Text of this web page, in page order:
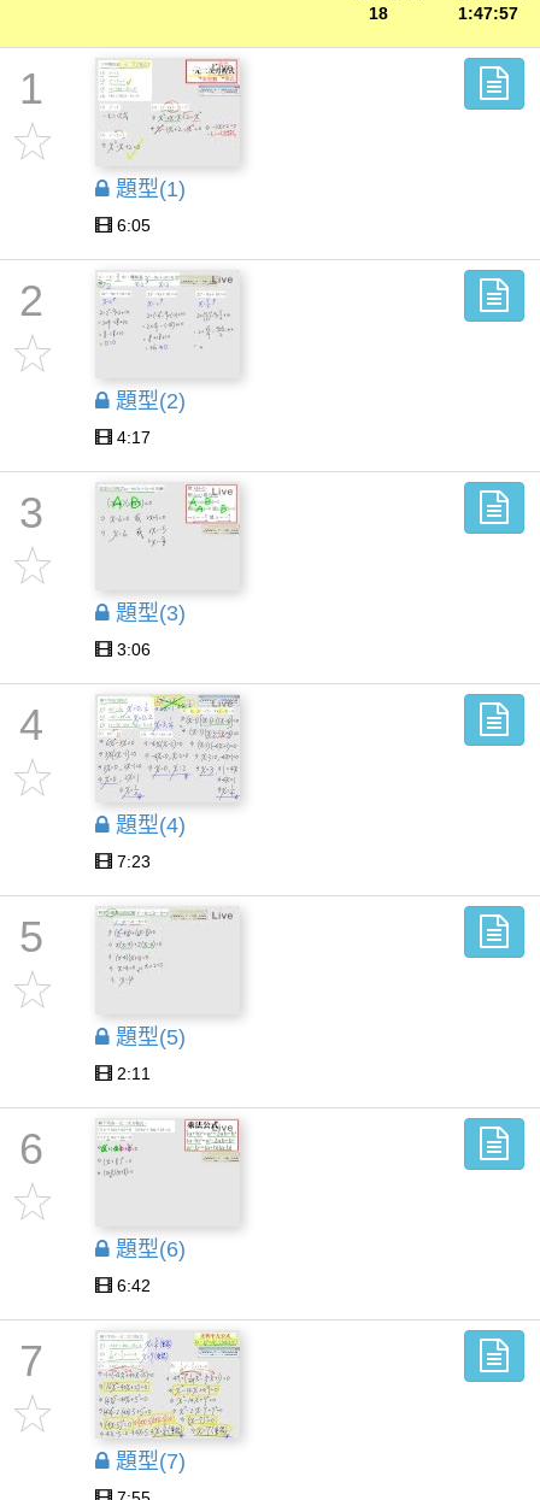
1:47:57
18
1
題型(1)
6:05
2
題型(2)
4:17
3
題型(3)
3:06
4
題型(4)
7:23
5
題型(5)
2:11
6
題型(6)
6:42
7
題型(7)